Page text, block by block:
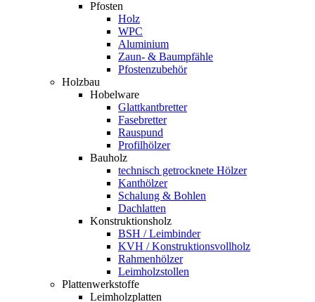
Pfosten
Holz
WPC
Aluminium
Zaun- & Baumpfähle
Pfostenzubehör
Holzbau
Hobelware
Glattkantbretter
Fasebretter
Rauspund
Profilhölzer
Bauholz
technisch getrocknete Hölzer
Kanthölzer
Schalung & Bohlen
Dachlatten
Konstruktionsholz
BSH / Leimbinder
KVH / Konstruktionsvollholz
Rahmenhölzer
Leimholzstollen
Plattenwerkstoffe
Leimholzplatten